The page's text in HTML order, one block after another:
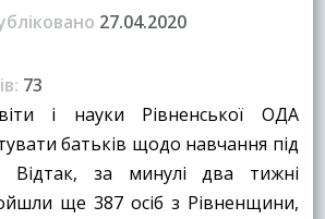
27.04.2020
73
і науки Рівненської ОДА
батьків щодо навчання під
Відтак, за минулі два тижні
ще 387 осіб з Рівненщини,